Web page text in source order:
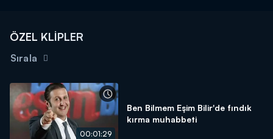
ÖZEL KLİPLER
Sırala
00:01:29
Ben Bilmem Eşim Bilir'de fındık
kırma muhabbeti